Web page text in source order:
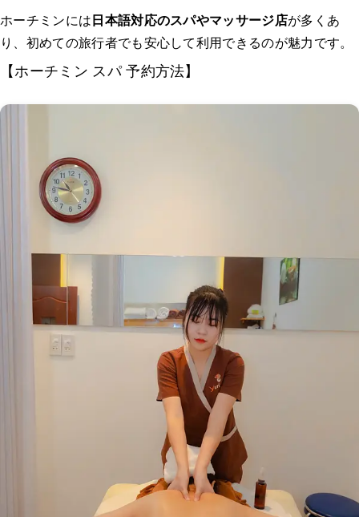
ホーチミンには日本語対応のスパやマッサージ店が多くあ
り、初めての旅行者でも安心して利用できるのが魅力です。
【ホーチミン スパ 予約方法】